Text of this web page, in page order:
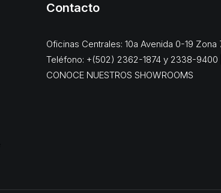
Contacto
Oficinas Centrales: 10a Avenida 0-19 Zona
Teléfono: +(502) 2362-1874 y 2338-9400
CONOCE NUESTROS SHOWROOMS